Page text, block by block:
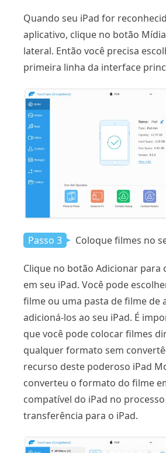
Quando seu iPad for
aplicativo, clique no botão
lateral. Então você precisa
primeira linha da interface
Passo 3 Coloque filmes no
Clique no botão Adicionar para
em seu iPad. Você pode
filme ou uma pasta de filme de
adicioná-los ao seu iPad. É
que você pode colocar filmes
qualquer formato sem
recurso deste poderoso iPad
converteu o formato do filme
compatível do iPad no
transferência para o iPad.